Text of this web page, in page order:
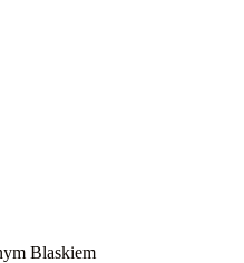
Blaskiem